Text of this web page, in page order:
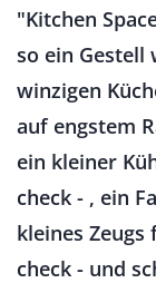
"Kitchen
so ein Gestell
winzigen
auf engstem
ein kleiner
check - , ein
kleines
check - und